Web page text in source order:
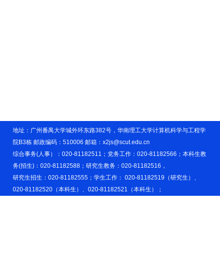
地址：广州番禺大学城外环东路382号，华南理工大学计算机科学与工程学
院B3栋 邮政编码：510006 邮箱：x2js@scut.edu.cn
综合事务(人事）：020-81182511；党务工作：020-81182566；本科生教
务(招生)：020-81182588；研究生教务：020-81182516，
研究生招生：020-81182555；学生工作： 020-81182519（研究生）、
020-81182520（本科生）、020-81182521（本科生）；